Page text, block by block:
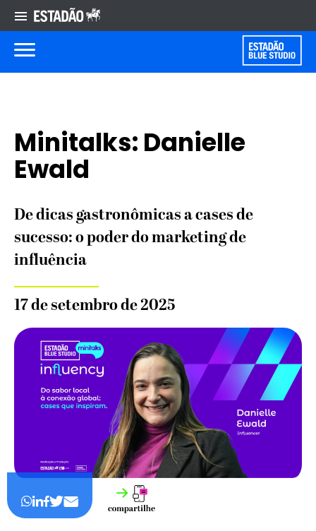
Minitalks: Danielle
Ewald
De dicas gastronômicas a cases de
sucesso: o poder do marketing de
influência
17 de setembro de 2025